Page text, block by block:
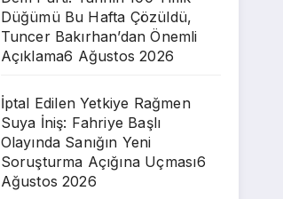
Düğümü Bu Hafta Çözüldü,
Tuncer Bakırhan’dan Önemli
Açıklama6 Ağustos 2026
İptal Edilen Yetkiye Rağmen
Suya İniş: Fahriye Başlı
Olayında Sanığın Yeni
Soruşturma Açığına Uçması6
Ağustos 2026